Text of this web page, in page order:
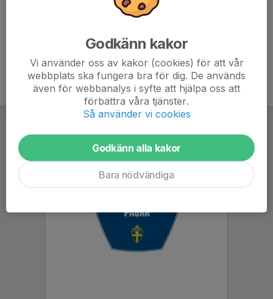
Godkänn kakor
Vi använder oss av kakor (cookies) för att vår
webbplats ska fungera bra för dig. De används
även för webbanalys i syfte att hjälpa oss att
förbättra våra tjänster.
Så använder vi cookies
Godkänn alla kakor
Bara nödvändiga